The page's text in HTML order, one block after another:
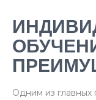
Одним из